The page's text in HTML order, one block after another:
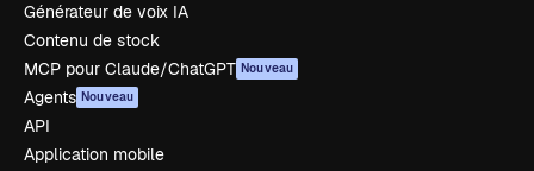
Générateur de voix IA
Contenu de stock
MCP pour Claude/ChatGPT Nouveau
Agents Nouveau
API
Application mobile